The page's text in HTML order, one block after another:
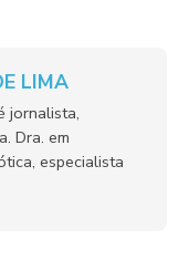
LIMA
jornalista,
Dra. em
especialista